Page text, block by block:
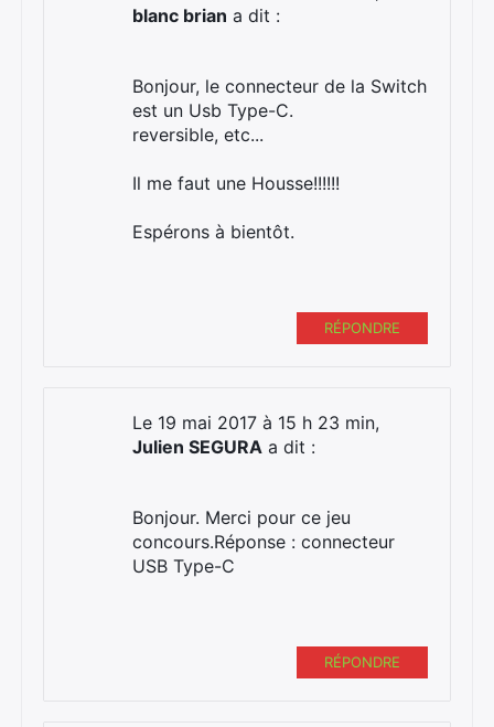
blanc brian a dit :
Bonjour, le connecteur de la Switch
est un Usb Type-C.
reversible, etc...
Il me faut une Housse!!!!!!
Espérons à bientôt.
RÉPONDRE
Le 19 mai 2017 à 15 h 23 min,
Julien SEGURA a dit :
Bonjour. Merci pour ce jeu
concours.Réponse : connecteur
USB Type-C
RÉPONDRE